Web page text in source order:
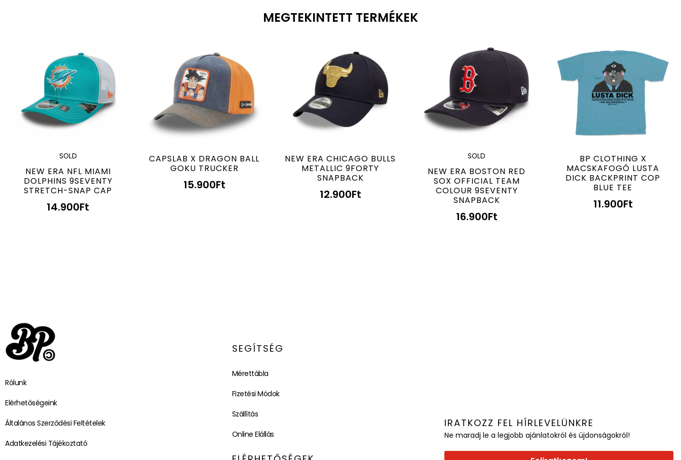
MEGTEKINTETT TERMÉKEK
SOLD
NEW ERA NFL MIAMI
DOLPHINS 9SEVENTY
STRETCH-SNAP CAP
14.900Ft
CAPSLAB X DRAGON BALL
GOKU TRUCKER
15.900Ft
NEW ERA CHICAGO BULLS
METALLIC 9FORTY
SNAPBACK
12.900Ft
SOLD
NEW ERA BOSTON RED
SOX OFFICIAL TEAM
COLOUR 9SEVENTY
SNAPBACK
16.900Ft
BP CLOTHING X
MACSKAFOGÓ LUSTA
DICK BACKPRINT COP
BLUE TEE
11.900Ft
Rólunk
Elérhetőségeink
Általános Szerződési Feltételek
Adatkezelési Tájékoztató
SEGÍTSÉG
Mérettábla
Fizetési Módok
Szállítás
Online Elállás
IRATKOZZ FEL HÍRLEVELÜNKRE
Ne maradj le a legjobb ajánlatokról és újdonságokról!